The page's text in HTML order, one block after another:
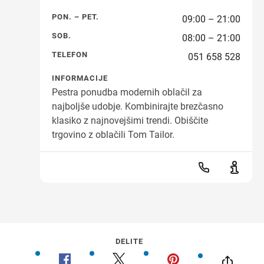
PON. – PET. 09:00 – 21:00
SOB. 08:00 – 21:00
TELEFON 051 658 528
INFORMACIJE
Pestra ponudba modernih oblačil za
najboljše udobje. Kombinirajte brezčasno
klasiko z najnovejšimi trendi. Obiščite
trgovino z oblačili Tom Tailor.
DELITE